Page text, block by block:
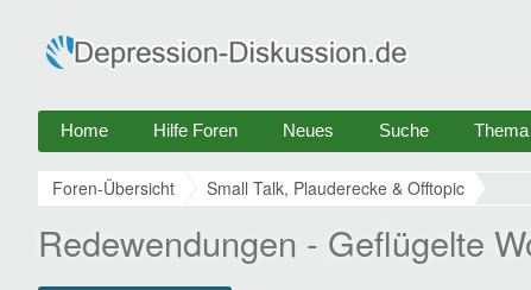
Home Hilfe Foren Neues Suche
Foren-Übersicht Small Talk, Plauderecke & Offtopic
Redewendungen - Geflügelte